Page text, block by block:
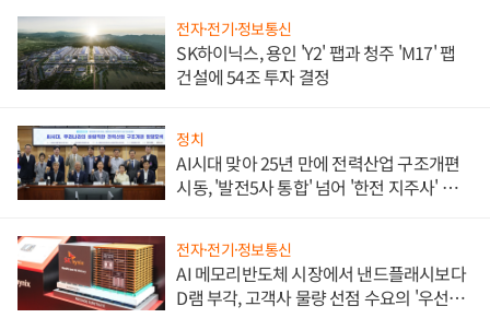
전자·전기·정보통신
SK하이닉스, 용인 'Y2' 팹과 청주 'M17' 팹
건설에 54조 투자 결정
정치
AI시대 맞아 25년 만에 전력산업 구조개편
시동, '발전5사 통합' 넘어 '한전 지주사' 재편
전자·전기·정보통신
AI 메모리반도체 시장에서 낸드플래시보다
D램 부각, 고객사 물량 선점 수요의 '우선순